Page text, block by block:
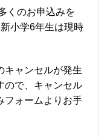
くのお申込みを
小学6年生は現時
キャンセルが発生
ので、キャンセル
フォームよりお手